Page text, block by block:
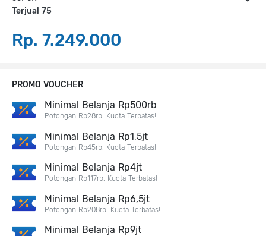
Terjual 75
Rp. 7.249.000
PROMO VOUCHER
Minimal Belanja Rp500rb
Potongan Rp28rb. Kuota Terbatas!
Minimal Belanja Rp1,5jt
Potongan Rp45rb. Kuota Terbatas!
Minimal Belanja Rp4jt
Potongan Rp117rb. Kuota Terbatas!
Minimal Belanja Rp6,5jt
Potongan Rp208rb. Kuota Terbatas!
Minimal Belanja Rp9jt